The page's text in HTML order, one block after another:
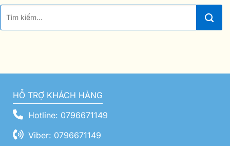
HỖ TRỢ KHÁCH HÀNG
Hotline: 0796671149
Viber: 0796671149